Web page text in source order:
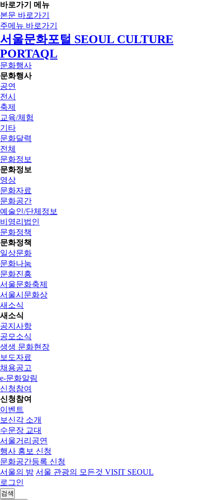
바로가기 메뉴
본문 바로가기
주메뉴 바로가기
서울문화포털 SEOUL CULTURE
PORTAQL
문화행사
문화행사
공연
전시
축제
교육/체험
기타
문화달력
전체
문화정보
문화정보
영상
문화자료
문화공간
예술인/단체정보
비영리법인
문화정책
문화정책
일상문화
문화나눔
문화진흥
서울문화축제
서울시문화상
새소식
새소식
공지사항
공모소식
생생 문화현장
보도자료
채용공고
e-문화알림
신청참여
신청참여
이벤트
보신각 소개
수문장 교대
서울거리공연
행사 홍보 신청
문화공간등록 신청
서울의 밤 서울 관광의 모든것 VISIT SEOUL
로그인
검색